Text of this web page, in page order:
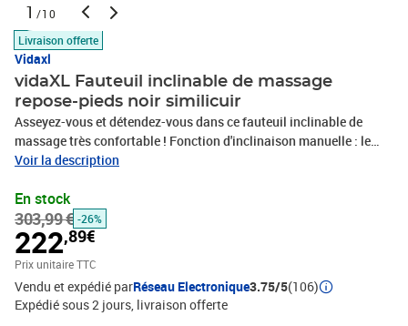
1 /10
Livraison offerte
Vidaxl
vidaXL Fauteuil inclinable de massage
repose-pieds noir similicuir
Asseyez-vous et détendez-vous dans ce fauteuil inclinable de
massage très confortable ! Fonction d'inclinaison manuelle : le
fauteuil de massage est spécialement conçu avec une fonction
pied selon votre confort.Fonction de vibration : les 6 points de
massage vous permettent de faire l'expérience d'un massage
mieux ciblé. De plus, la télécommande incluse vous permet de
choisir différents programmes de massage. La fonction de
massage est alimentée par le connecteur USB qui nécessite une
source d'alimentation USB certifiée de 5 V (non
fournie).Pivotement à 360 degrés : le fauteuil inclinable peut
Voir la description
En stock
303,99 € -26%
222,89€
Prix unitaire TTC
Vendu et expédié parRéseau Electronique3.75/5(106)
Expédié sous 2 jours livraison offerte